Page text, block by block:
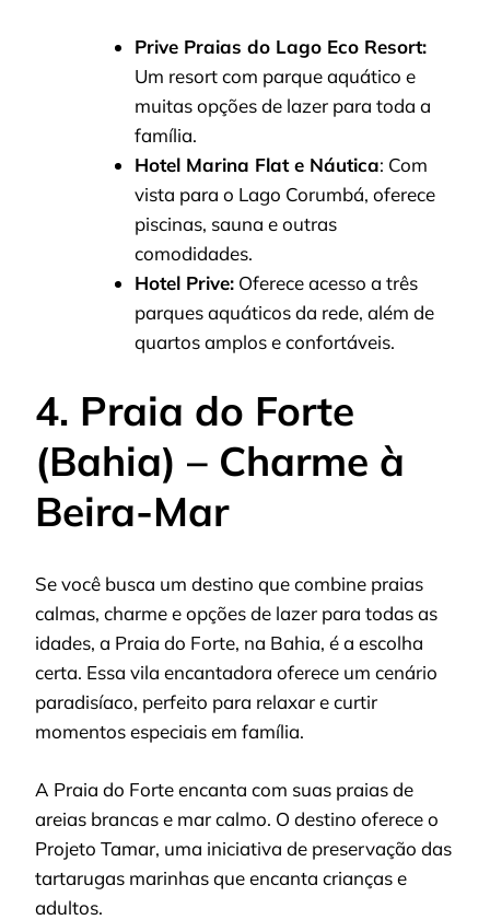
Prive Praias do Lago Eco Resort:
Um resort com parque aquático e
muitas opções de lazer para toda a
família.
Hotel Marina Flat e Náutica: Com
vista para o Lago Corumbá, oferece
piscinas, sauna e outras
comodidades.
Hotel Prive: Oferece acesso a três
parques aquáticos da rede, além de
quartos amplos e confortáveis.
4. Praia do Forte
(Bahia) – Charme à
Beira-Mar
Se você busca um destino que combine praias
calmas, charme e opções de lazer para todas as
idades, a Praia do Forte, na Bahia, é a escolha
certa. Essa vila encantadora oferece um cenário
paradisíaco, perfeito para relaxar e curtir
momentos especiais em família.
A Praia do Forte encanta com suas praias de
areias brancas e mar calmo. O destino oferece o
Projeto Tamar, uma iniciativa de preservação das
tartarugas marinhas que encanta crianças e
adultos.